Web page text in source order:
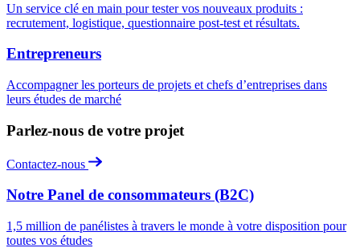
Un service clé en main pour tester vos nouveaux produits :
recrutement, logistique, questionnaire post-test et résultats.
Entrepreneurs
Accompagner les porteurs de projets et chefs d’entreprises dans
leurs études de marché
Parlez-nous de votre projet
Contactez-nous
Notre Panel de consommateurs (B2C)
1,5 million de panélistes à travers le monde à votre disposition pour
toutes vos études